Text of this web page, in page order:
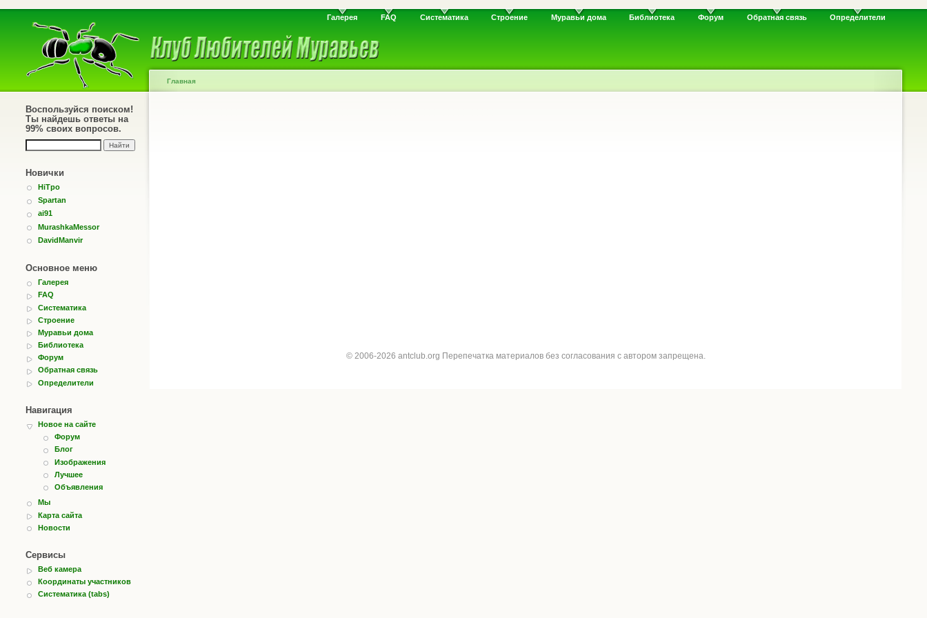
Галерея FAQ Систематика Строение Муравьи дома Библиотека Форум Обратная связь Определители
Воспользуйся поиском!
Ты найдешь ответы на
99% своих вопросов.
Новички
HiTpo
Spartan
ai91
MurashkaMessor
DavidManvir
Основное меню
Галерея
FAQ
Систематика
Строение
Муравьи дома
Библиотека
Форум
Обратная связь
Определители
Навигация
Новое на сайте
Форум
Блог
Изображения
Лучшее
Объявления
Мы
Карта сайта
Новости
Сервисы
Веб камера
Координаты участников
Систематика (tabs)
Главная
© 2006-2026 antclub.org Перепечатка материалов без согласования с автором запрещена.